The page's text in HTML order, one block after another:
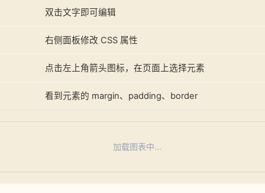
双击文字即可编辑
右侧面板修改 CSS 属性
点击左上角箭头图标，在页面上选择元素
看到元素的 margin、padding、border
加载图表中...